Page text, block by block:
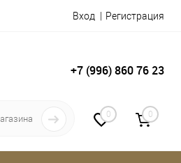
Вход Регистрация
+7 (996) 860 76 23
0 0